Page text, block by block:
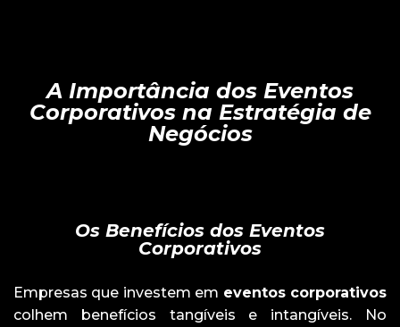
A Importância dos Eventos
Corporativos na Estratégia de
Negócios
Os Benefícios dos Eventos
Corporativos
Empresas que investem em eventos corporativos
colhem benefícios tangíveis e intangíveis. No